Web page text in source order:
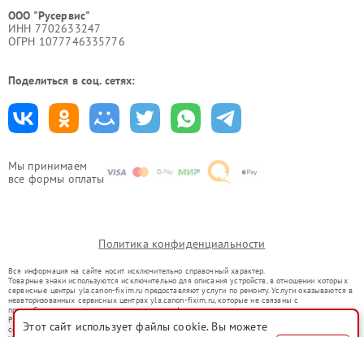
Мы принимаем
все формы оплаты
ООО "Русервис"
ИНН 7702633247
ОГРН 1077746335776
Поделиться в соц. сетях:
Политика конфиденциальности
Вся информация на сайте носит исключительно справочный характер.
Товарные знаки используются исключительно для описания устройств, в отношении которых
сервисные центры yla.canon-fixim.ru предоставляют услуги по ремонту. Услуги оказываются в
неавторизованных сервисных центрах yla.canon-fixim.ru, которые не связаны с
правообладателями товарных знаков или их официальными представителями.
Ремонт осуществляется для устройств, уже введенных в гражданский оборот в соответствии
со статьей 1487 ГК РФ.
Этот сайт использует файлы cookie. Вы можете